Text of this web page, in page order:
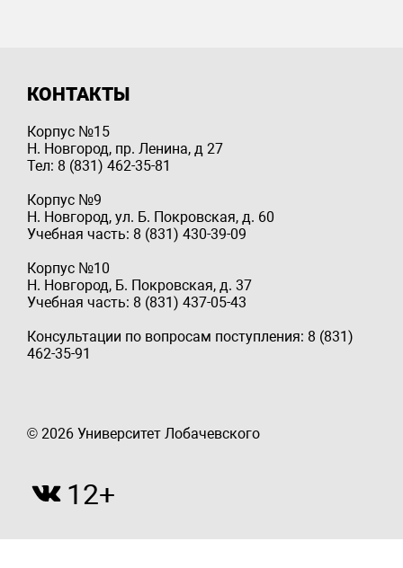
КОНТАКТЫ
Корпус №15
Н. Новгород, пр. Ленина, д 27
Тел: 8 (831) 462-35-81
Корпус №9
Н. Новгород, ул. Б. Покровская, д. 60
Учебная часть: 8 (831) 430-39-09
Корпус №10
Н. Новгород, Б. Покровская, д. 37
Учебная часть: 8 (831) 437-05-43
Консультации по вопросам поступления: 8 (831)
462-35-91
© 2026 Университет Лобачевского
12+